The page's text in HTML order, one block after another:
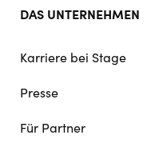
DAS UNTERNEHMEN
Karriere bei Stage
Presse
Für Partner